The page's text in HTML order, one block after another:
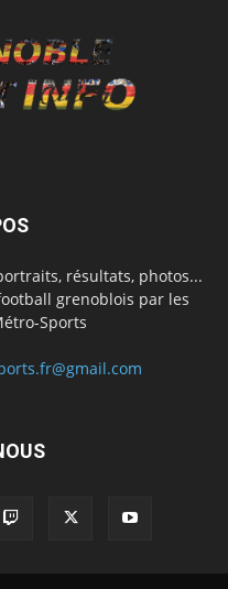
résultats, photos...
grenoblois par les
Sports